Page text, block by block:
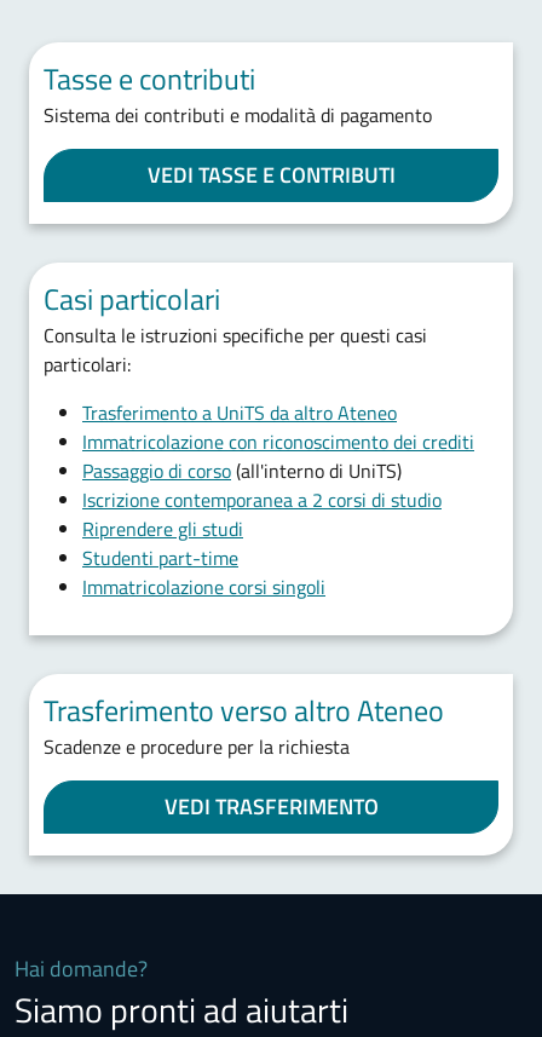
Tasse e contributi
Sistema dei contributi e modalità di pagamento
VEDI TASSE E CONTRIBUTI
Casi particolari
Consulta le istruzioni specifiche per questi casi
particolari:
Trasferimento a UniTS da altro Ateneo
Immatricolazione con riconoscimento dei crediti
Passaggio di corso(all'interno di UniTS)
Iscrizione contemporanea a 2 corsi di studio
Riprendere gli studi
Studenti part-time
Immatricolazione corsi singoli
Trasferimento verso altro Ateneo
Scadenze e procedure per la richiesta
VEDI TRASFERIMENTO
Hai domande?
Siamo pronti ad aiutarti